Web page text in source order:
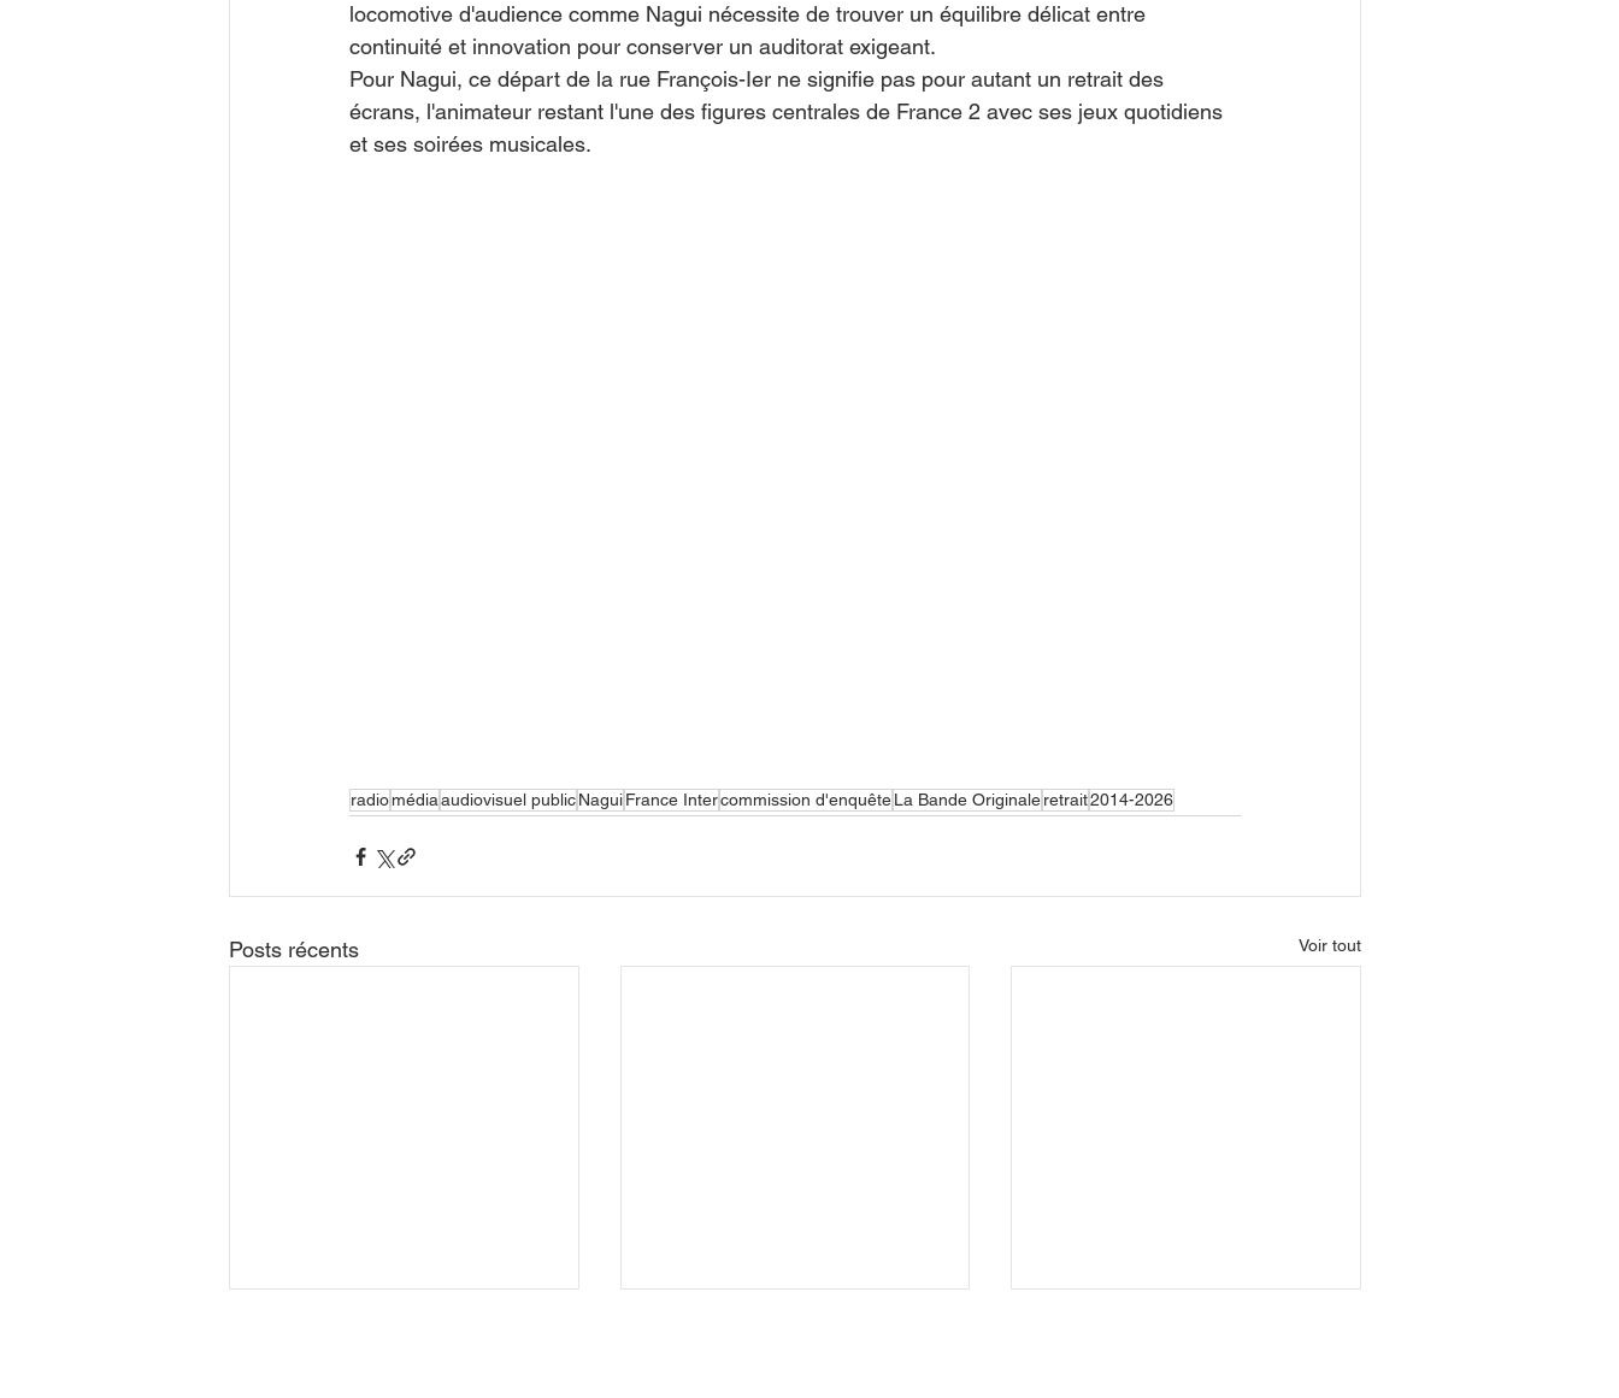
locomotive d'audience comme Nagui nécessite de trouver un équilibre délicat entre
continuité et innovation pour conserver un auditorat exigeant.
Pour Nagui, ce départ de la rue François-Ier ne signifie pas pour autant un retrait des
écrans, l'animateur restant l'une des figures centrales de France 2 avec ses jeux quotidiens
et ses soirées musicales.
radiomédiaaudiovisuel publicNaguiFrance Intercommission d'enquêteLa Bande Originaleretrait2014-2026
Posts récents Voir tout